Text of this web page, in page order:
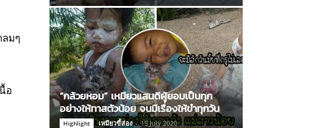
มๆ
อ
“กล้วยหอม” เหมียวแสนดีผู้ยอมเป็นทุก
อย่างให้ทาสตัวน้อย จนมีเรื่องให้ขำทุกวัน
Highlight เหมียวขี้ส่อง - 15 July 2020